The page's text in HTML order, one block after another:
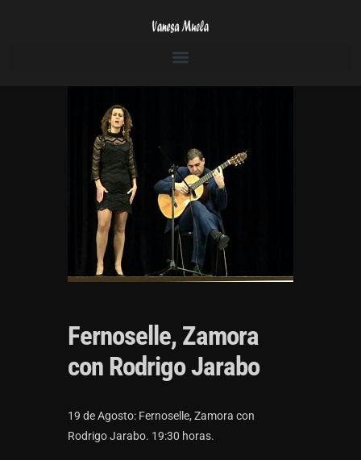
Fernoselle, Zamora
con Rodrigo Jarabo
19 de Agosto: Fernoselle, Zamora con
Rodrigo Jarabo. 19:30 horas.